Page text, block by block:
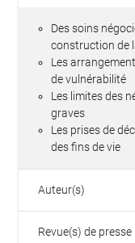
Des soins
construction de
Les
de vulnérabilité
Les limites des
graves
Les prises de
des fins de vie
Auteur(s)
Revue(s) de presse